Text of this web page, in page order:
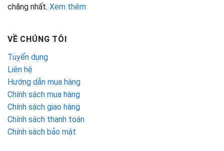
chăng nhất. Xem thêm
VỀ CHÚNG TÔI
Tuyển dụng
Liên hệ
Hướng dẫn mua hàng
Chính sách mua hàng
Chính sách giao hàng
Chính sách thanh toán
Chính sách bảo mật